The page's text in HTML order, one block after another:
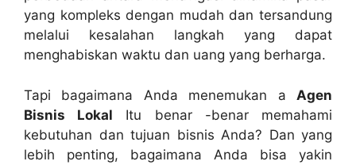
yang kompleks dengan mudah dan tersandung
melalui kesalahan langkah yang dapat
menghabiskan waktu dan uang yang berharga.
Tapi bagaimana Anda menemukan a Agen
Bisnis Lokal Itu benar -benar memahami
kebutuhan dan tujuan bisnis Anda? Dan yang
lebih penting, bagaimana Anda bisa yakin